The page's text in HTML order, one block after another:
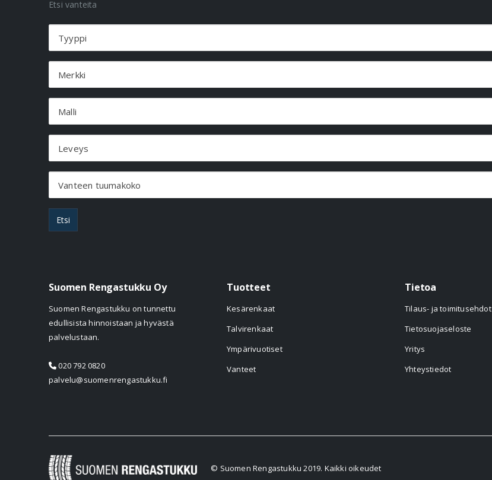
Etsi vanteita
Tyyppi
Merkki
Malli
Leveys
Vanteen tuumakoko
Etsi
Suomen Rengastukku Oy
Suomen Rengastukku on tunnettu
edullisista hinnoistaan ja hyvästä
palvelustaan.
020 792 0820
palvelu@suomenrengastukku.fi
Tuotteet
Kesärenkaat
Talvirenkaat
Ympärivuotiset
Vanteet
Tietoa
Tilaus- ja toimitusehdot
Tietosuojaseloste
Yritys
Yhteystiedot
© Suomen Rengastukku 2019. Kaikki oikeudet